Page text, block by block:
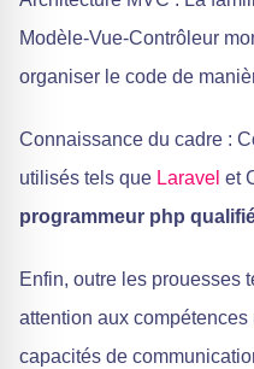
Modèle-Vue-Contrôleur
organiser le code de
Connaissance du cadre :
utilisés tels que Laravel et
programmeur php
Enfin, outre les prouesses
attention aux
capacités de